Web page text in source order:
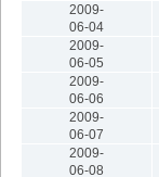
2009-
06-04
2009-
06-05
2009-
06-06
2009-
06-07
2009-
06-08